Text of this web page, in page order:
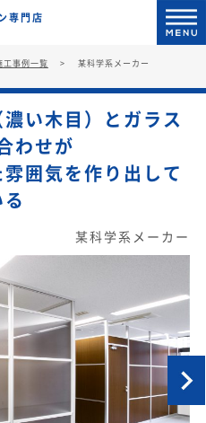
専門店
工事例一覧 某科学系メーカー
い木目）とガラス
わせが
囲気を作り出して
某科学系メーカー